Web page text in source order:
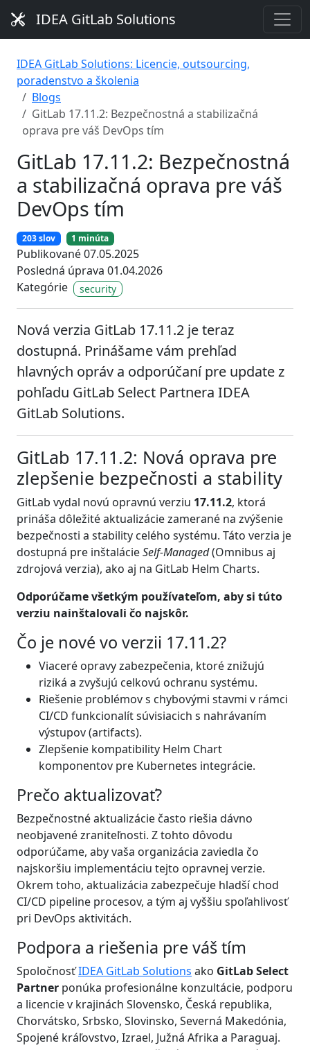
IDEA GitLab Solutions
IDEA GitLab Solutions: Licencie, outsourcing,
poradenstvo a školenia
Blogs
GitLab 17.11.2: Bezpečnostná a stabilizačná
oprava pre váš DevOps tím
GitLab 17.11.2: Bezpečnostná
a stabilizačná oprava pre váš
DevOps tím
203 slov 1 minúta
Publikované 07.05.2025
Posledná úprava 01.04.2026
Kategórie
security
Nová verzia GitLab 17.11.2 je teraz
dostupná. Prinášame vám prehľad
hlavných opráv a odporúčaní pre update z
pohľadu GitLab Select Partnera IDEA
GitLab Solutions.
GitLab 17.11.2: Nová oprava pre
zlepšenie bezpečnosti a stability
GitLab vydal novú opravnú verziu 17.11.2, ktorá
prináša dôležité aktualizácie zamerané na zvýšenie
bezpečnosti a stability celého systému. Táto verzia je
dostupná pre inštalácieSelf-Managed(Omnibus aj
zdrojová verzia), ako aj na GitLab Helm Charts.
Odporúčame všetkým používateľom, aby si túto
verziu nainštalovali čo najskôr.
Čo je nové vo verzii 17.11.2?
Viaceré opravy zabezpečenia, ktoré znižujú
riziká a zvyšujú celkovú ochranu systému.
Riešenie problémov s chybovými stavmi v rámci
CI/CD funkcionalít súvisiacich s nahrávaním
výstupov (artifacts).
Zlepšenie kompatibility Helm Chart
komponentov pre Kubernetes integrácie.
Prečo aktualizovať?
Bezpečnostné aktualizácie často riešia dávno
neobjavené zraniteľnosti. Z tohto dôvodu
odporúčame, aby vaša organizácia zaviedla čo
najskoršiu implementáciu tejto opravnej verzie.
Okrem toho, aktualizácia zabezpečuje hladší chod
CI/CD pipeline procesov, a tým aj vyššiu spoľahlivosť
pri DevOps aktivitách.
Podpora a riešenia pre váš tím
SpoločnosťIDEA GitLab Solutions ako GitLab Select
Partner ponúka profesionálne konzultácie, podporu
a licencie v krajinách Slovensko, Česká republika,
Chorvátsko, Srbsko, Slovinsko, Severná Makedónia,
Spojené kráľovstvo, Izrael, Južná Afrika a Paraguaj.